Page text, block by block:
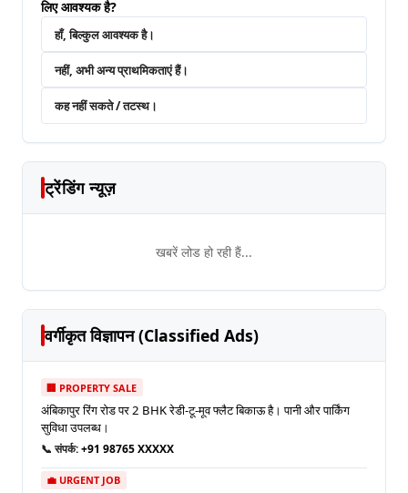
लिए आवश्यक है?
हाँ, बिल्कुल आवश्यक है।
नहीं, अभी अन्य प्राथमिकताएं हैं।
कह नहीं सकते / तटस्थ।
ट्रेंडिंग न्यूज़
खबरें लोड हो रही हैं...
वर्गीकृत विज्ञापन (Classified Ads)
🏢 PROPERTY SALE
अंबिकापुर रिंग रोड पर 2 BHK रेडी-टू-मूव फ्लैट बिकाऊ है। पानी और पार्किंग
सुविधा उपलब्ध।
📞 संपर्क:+91 98765 XXXXX
💼 URGENT JOB